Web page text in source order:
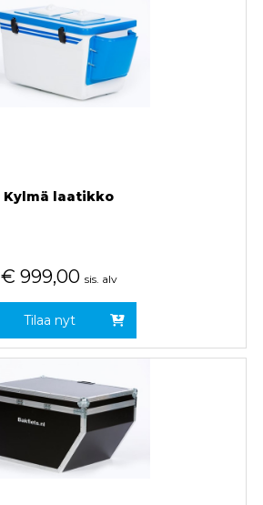
Kylmä laatikko
€ 999,00 sis. alv
Tilaa nyt